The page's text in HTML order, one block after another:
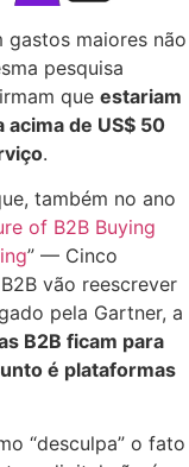
gastos maiores não
pesquisa
que estariam
de US$ 50
.
também no ano
of B2B Buying
” — Cinco
vão reescrever
pela Gartner, a
B2B ficam para
é plataformas
“desculpa” o fato